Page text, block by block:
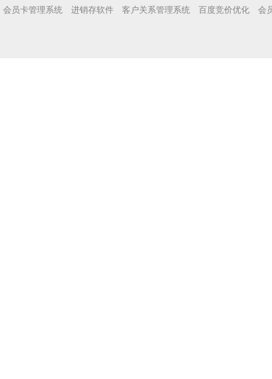
会员卡管理系统 进销存软件 客户关系管理系统 百度竞价优化 会